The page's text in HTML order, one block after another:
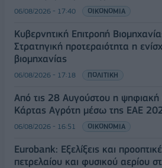
06/08/2026 - 17:40 ΟΙΚΟΝΟΜΙΑ
Κυβερνητική Επιτροπή
Στρατηγική προτεραιότητα η
βιομηχανίας
06/08/2026 - 17:18 ΠΟΛΙΤΙΚΗ
Από τις 28 Αυγούστου η ψηφιακή
Κάρτας Αγρότη μέσω της ΕΑΕ
06/08/2026 - 16:51 ΟΙΚΟΝΟΜΙΑ
Eurobank: Εξελίξεις και
πετρελαίου και φυσικού αερίου